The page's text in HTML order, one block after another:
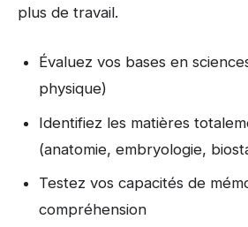
plus de travail.
Évaluez vos bases en
physique)
Identifiez les matières
(anatomie, embryologie,
Testez vos capacités de
compréhension